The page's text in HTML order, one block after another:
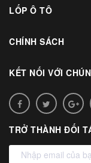
LỐP Ô TÔ
CHÍNH SÁCH
KẾT NỐI VỚI
TRỞ THÀNH ĐỐI